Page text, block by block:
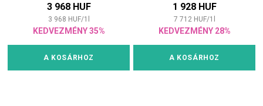
3 968 HUF
3 968 HUF/1
KEDVEZMÉNY 35%
A KOSÁRHOZ
1 928 HUF
7 712 HUF/1
KEDVEZMÉNY 28%
A KOSÁRHOZ